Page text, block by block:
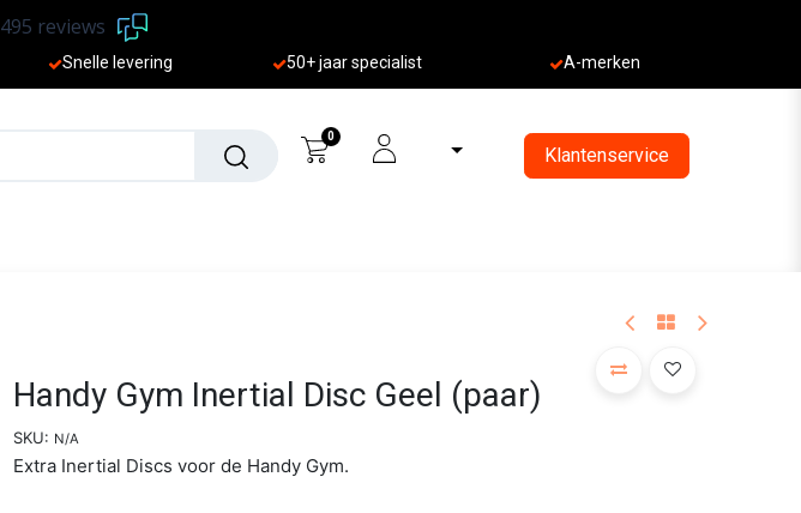
495 reviews
Sne lle levering 50+ jaar specialist A-merken
0
Klantenservice
Handy Gym Inertial Disc Geel (paar)
SKU: N/A
Extra Inertial Discs voor de Handy Gym.